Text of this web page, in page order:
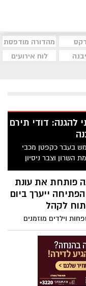
מהדורה מודפסת
לוח אירועים
להגנה: דודי תירם
בעבר כקפטן מכבי
השרון וצבר ניסיון
וברומניה, מצטרף
עונת 2026/27
פותחת את עונת
הפתיחה ייערך ביום
לקהל
וילדים מוזמנים
ביבנה, לפגוש את
מהשחקנים שהצטרפו